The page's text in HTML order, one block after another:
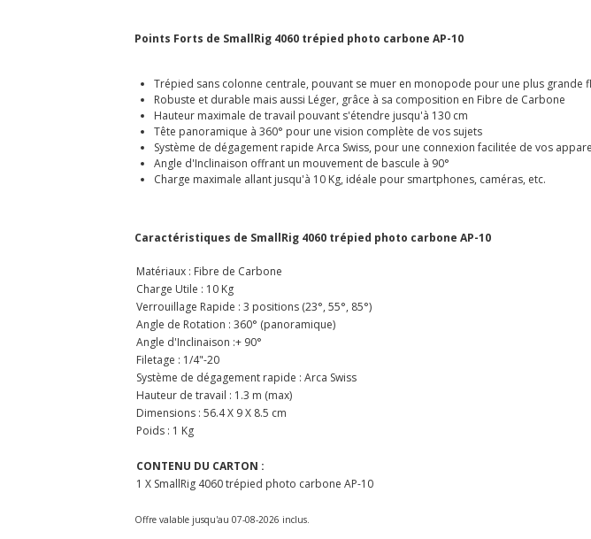
Points Forts de SmallRig 4060 trépied photo carbone AP-10
Trépied sans colonne centrale, pouvant se muer en monopode pour une plus grande
Robuste et durable mais aussi Léger, grâce à sa composition en Fibre de Carbone
Hauteur maximale de travail pouvant s'étendre jusqu'à 130 cm
Tête panoramique à 360° pour une vision complète de vos sujets
Système de dégagement rapide Arca Swiss, pour une connexion facilitée de vos
Angle d'Inclinaison offrant un mouvement de bascule à 90°
Charge maximale allant jusqu'à 10 Kg, idéale pour smartphones, caméras, etc.
Caractéristiques de SmallRig 4060 trépied photo carbone AP-10
Matériaux : Fibre de Carbone
Charge Utile : 10 Kg
Verrouillage Rapide : 3 positions (23°, 55°, 85°)
Angle de Rotation : 360° (panoramique)
Angle d'Inclinaison :+ 90°
Filetage : 1/4"-20
Système de dégagement rapide : Arca Swiss
Hauteur de travail : 1.3 m (max)
Dimensions : 56.4 X 9 X 8.5 cm
Poids : 1 Kg
CONTENU DU CARTON :
1 X SmallRig 4060 trépied photo carbone AP-10
Offre valable jusqu'au 07-08-2026 inclus.